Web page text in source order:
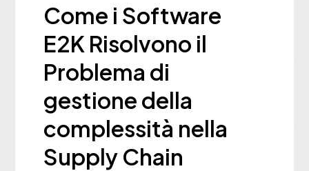
Come i Software
E2K Risolvono il
Problema di
gestione della
complessità nella
Supply Chain